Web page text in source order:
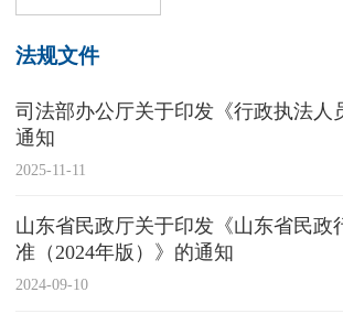
法规文件
司法部办公厅关于印发《行政执法人
通知
2025-11-11
山东省民政厅关于印发《山东省民政
准（2024年版）》的通知
2024-09-10